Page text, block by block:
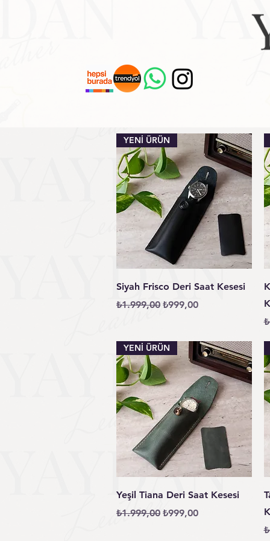
Hızlı Bakış
YENİ ÜRÜN
Siyah Frisco Deri Saat Kesesi
Normal Fiyat
₺1.999,00 İndirimli Fiyat
₺999,00
Hızlı Bakış
YENİ ÜRÜN
Yeşil Tiana Deri Saat Kesesi
Normal Fiyat
₺1.999,00 İndirimli Fiyat
₺999,00